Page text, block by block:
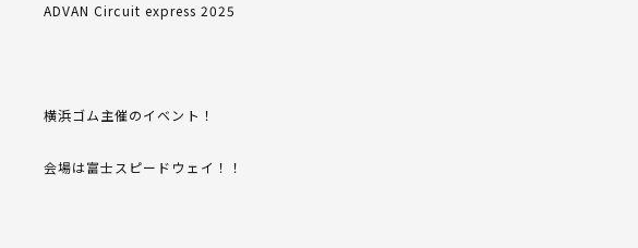
ADVAN Circuit express 2025
横浜ゴム主催のイベント！
会場は富士スピードウェイ！！